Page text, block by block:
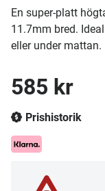
En super-platt
11.7mm bred.
eller under mattan.
585 kr
Prishistorik